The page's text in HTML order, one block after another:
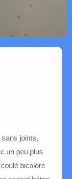
joints,
un peu plus
bicolore